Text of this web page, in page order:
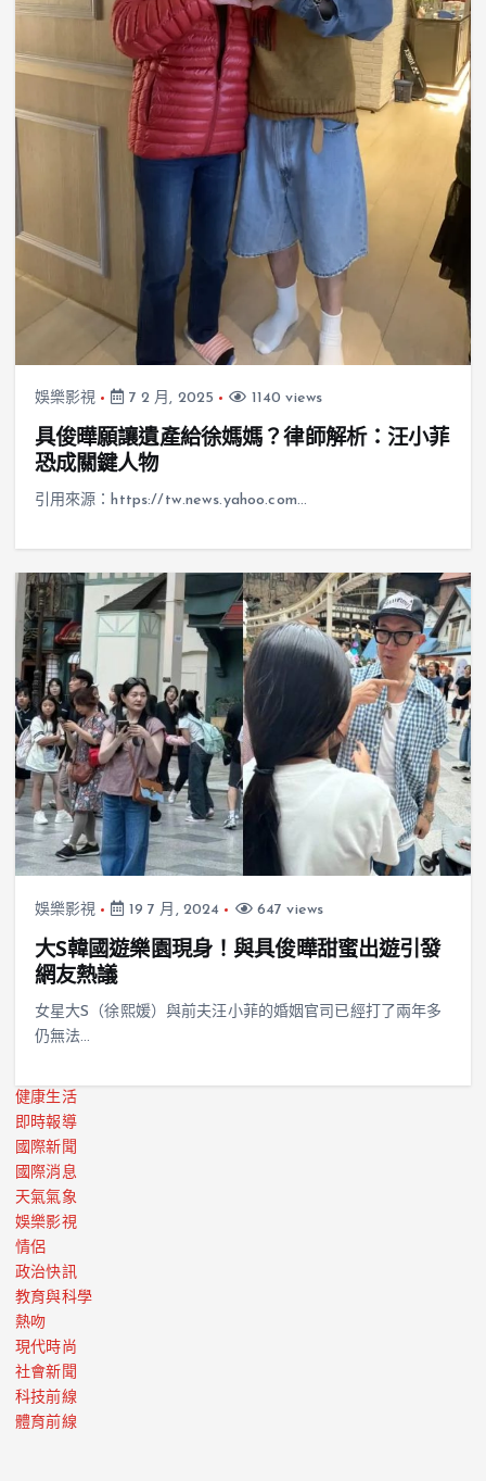
娛樂影視 7 2 月, 2025 1140 views
具俊曄願讓遺產給徐媽媽？律師解析：汪小菲
恐成關鍵人物
引用來源：https://tw.news.yahoo.com…
娛樂影視 19 7 月, 2024 647 views
大S韓國遊樂園現身！與具俊曄甜蜜出遊引發
網友熱議
女星大S（徐熙媛）與前夫汪小菲的婚姻官司已經打了兩年多
仍無法…
健康生活
即時報導
國際新聞
國際消息
天氣氣象
娛樂影視
情侶
政治快訊
教育與科學
熱吻
現代時尚
社會新聞
科技前線
體育前線